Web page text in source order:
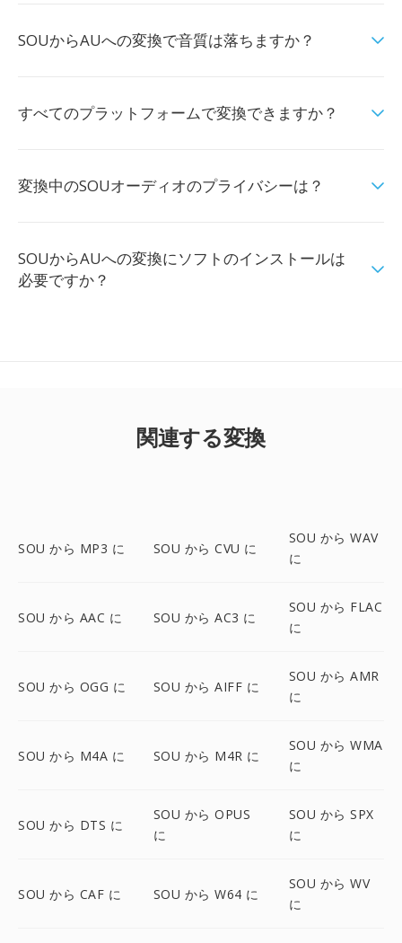
SOUからAUへの変換で音質は落ちますか？
すべてのプラットフォームで変換できますか？
変換中のSOUオーディオのプライバシーは？
SOUからAUへの変換にソフトのインストールは
必要ですか？
関連する変換
SOU から MP3 に SOU から CVU に
SOU から WAV
に
SOU から AAC に SOU から AC3 に
SOU から FLAC
に
SOU から OGG に SOU から AIFF に
SOU から AMR
に
SOU から M4A に SOU から M4R に
SOU から WMA
に
SOU から DTS に
SOU から OPUS
に
SOU から SPX
に
SOU から CAF に SOU から W64 に
SOU から WV
に